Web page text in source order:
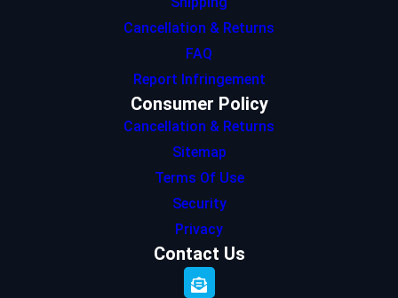
Cancellation & Returns
FAQ
Report Infringement
Consumer Policy
Cancellation & Returns
Sitemap
Terms Of Use
Security
Privacy
Contact Us